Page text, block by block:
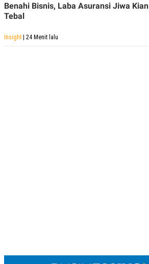
Benahi Bisnis, Laba Asuransi Jiwa Kian
Tebal
Insight | 24 Menit lalu